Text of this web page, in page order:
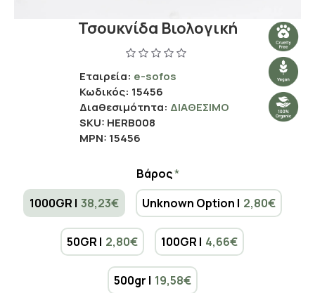
Τσουκνίδα Βιολογική
Εταιρεία: e-sofos
Κωδικός: 15456
Διαθεσιμότητα: ΔΙΑΘΈΣΙΜΟ
SKU: HERB008
MPN: 15456
Βάρος
1000GR | 38,23€ Unknown Option | 2,80€
50GR | 2,80€ 100GR | 4,66€
500gr | 19,58€